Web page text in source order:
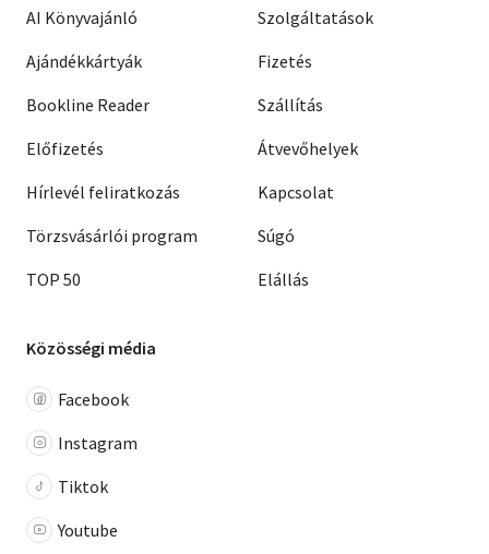
AI Könyvajánló
Ajándékkártyák
Bookline Reader
Előfizetés
Hírlevél feliratkozás
Törzsvásárlói program
TOP 50
Szolgáltatások
Fizetés
Szállítás
Átvevőhelyek
Kapcsolat
Súgó
Elállás
Közösségi média
Facebook
Instagram
Tiktok
Youtube